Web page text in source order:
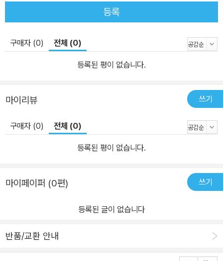
등록
구매자 (0) 전체 (0)
등록된 평이 없습니다.
마이리뷰 쓰기
구매자 (0) 전체 (0)
등록된 평이 없습니다.
마이페이퍼 (0편) 쓰기
등록된 글이 없습니다
반품/교환 안내